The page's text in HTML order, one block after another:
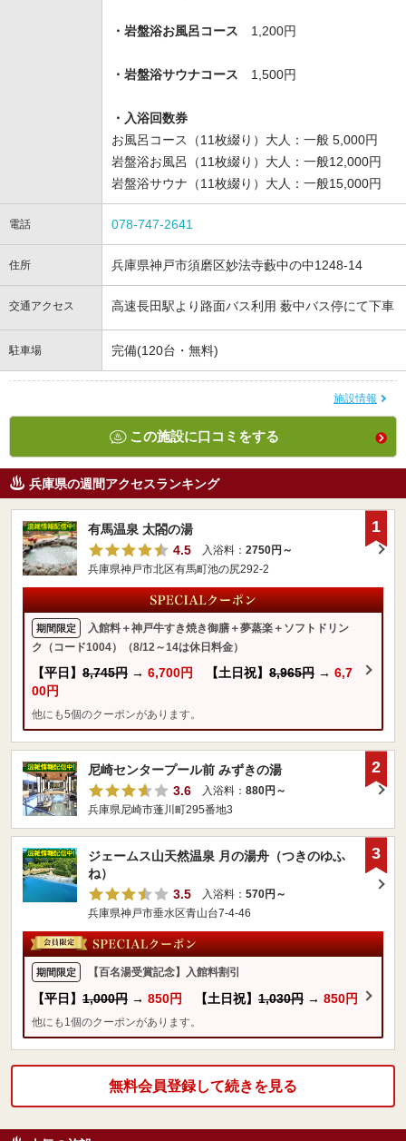
・岩盤浴お風呂コース 1,200円
・岩盤浴サウナコース 1,500円
・入浴回数券
お風呂コース（11枚綴り）大人：一般 5,000円
岩盤浴お風呂（11枚綴り）大人：一般12,000円
岩盤浴サウナ（11枚綴り）大人：一般15,000円
電話 078-747-2641
住所 兵庫県神戸市須磨区妙法寺藪中の中1248-14
交通アクセス 高速長田駅より路面バス利用 薮中バス停にて下車
駐車場 完備(120台・無料)
施設情報
この施設に口コミをする
兵庫県の週間アクセスランキング
有馬温泉 太閤の湯
4.5
入浴料： 2750円～
兵庫県神戸市北区有馬町池の尻292-2
期間限定
入館料＋神戸牛すき焼き御膳＋夢蒸楽＋ソフトドリン
ク（コード1004）（8/12～14は休日料金）
【平日】 8,745円 → 6,700円 【土日祝】 8,965円 → 6,7
00円
他にも5個のクーポンがあります。
1
尼崎センタープール前 みずきの湯
3.6
入浴料： 880円～
兵庫県尼崎市蓬川町295番地3
2
ジェームス山天然温泉 月の湯舟（つきのゆふ
ね）
3.5
入浴料： 570円～
兵庫県神戸市垂水区青山台7-4-46
期間限定 【百名湯受賞記念】入館料割引
【平日】 1,000円 → 850円 【土日祝】 1,030円 → 850円
他にも1個のクーポンがあります。
3
無料会員登録して続きを見る